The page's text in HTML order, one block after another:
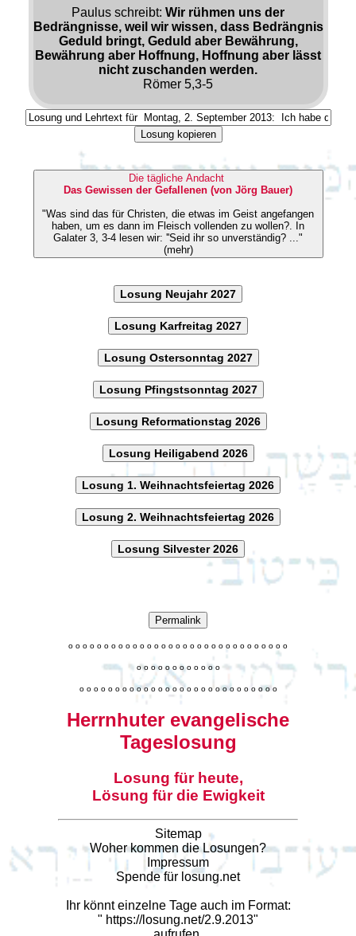
Paulus schreibt: Wir rühmen uns der
Bedrängnisse, weil wir wissen, dass Bedrängnis
Geduld bringt, Geduld aber Bewährung,
Bewährung aber Hoffnung, Hoffnung aber lässt
nicht zuschanden werden.
Römer 5,3-5
Losung kopieren
Die tägliche Andacht
Das Gewissen der Gefallenen (von Jörg Bauer)
"Was sind das für Christen, die etwas im Geist angefangen
haben, um es dann im Fleisch vollenden zu wollen?. In
Galater 3, 3-4 lesen wir: ''Seid ihr so unverständig? ..."
(mehr)
Losung Neujahr 2027
Losung Karfreitag 2027
Losung Ostersonntag 2027
Losung Pfingstsonntag 2027
Losung Reformationstag 2026
Losung Heiligabend 2026
Losung 1. Weihnachtsfeiertag 2026
Losung 2. Weihnachtsfeiertag 2026
Losung Silvester 2026
Permalink
o o o o o o o o o o o o o o o o o o o o o o o o o o o o o o o
o o o o o o o o o o o o
o o o o o o o o o o o o o o o o o o o o o o o o o o o o
Herrnhuter evangelische
Tageslosung
Losung für heute,
Lösung für die Ewigkeit
Sitemap
Woher kommen die Losungen?
Impressum
Spende für losung.net
Ihr könnt einzelne Tage auch im Format:
" https://losung.net/2.9.2013"